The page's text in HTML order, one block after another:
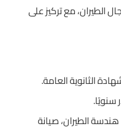
الطيران، مع تركيز على
الثانوية العامة.
الطيران، صيانة